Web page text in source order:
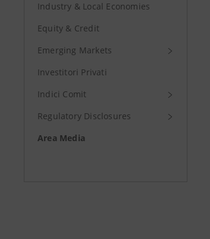
Industry & Local Economies
Equity & Credit
Emerging Markets
Investitori Privati
Indici Comit
Regulatory Disclosures
Area Media